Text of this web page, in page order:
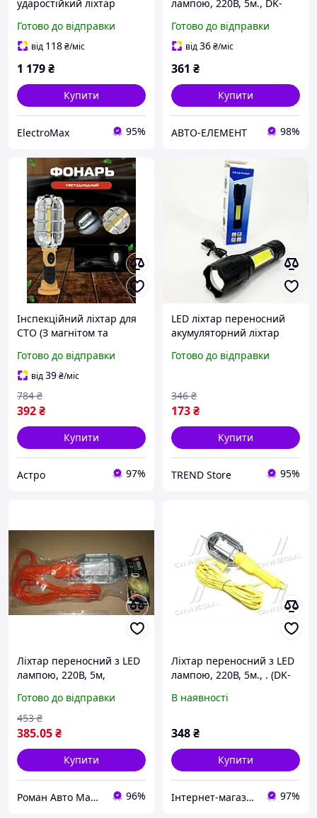
ударостійкий ліхтар
інспекційний ліхтар
ручний батарейний ZQ-
Готово до відправки
від 118₴/міс
1 179₴
Купити
ElectroMax 95%
лампою, 220В, 5м., DK-
Готово до відправки
від36₴/міс
361 ₴
Купити
АВТО-ЕЛЕМЕНТ 98%
Інспекційний ліхтар для
СТО (З магнітом та
переносний з лід
лампою, Лампа-
переноска, AVI
Готово до відправки
від39₴/міс
392₴
784 ₴
Купити
Астро 97%
LED ліхтар переносний
акумуляторний ліхтар
Ліхтар акумуляторний
Готово до відправки
173₴
346 ₴
Купити
TREND Store 95%
Ліхтар переносний з LED
лампою, 220В, 5м,
Готово до відправки
385.05₴
453 ₴
Купити
Роман Авто Маркет 96%
Ліхтар переносний з LED
лампою, 220В, 5м., . (DK-
В наявності
348₴
Купити
Інтернет-магазин "Деталіон" 97%